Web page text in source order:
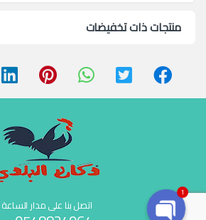
منتجات ذات تخفيضات
اتصل بنا على مدار الساعة
1